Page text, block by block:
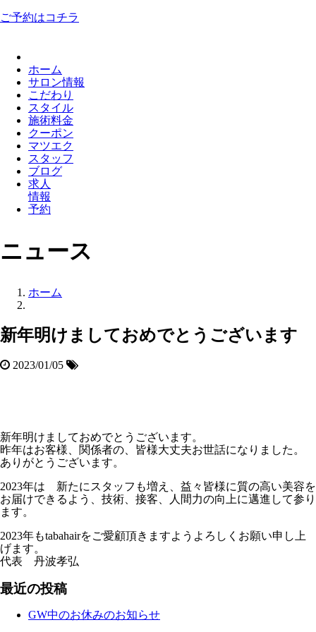
ご予約はコチラ
ホーム
サロン情報
こだわり
スタイル
施術料金
クーポン
マツエク
スタッフ
ブログ
求人
情報
予約
ニュース
ホーム
新年明けましておめでとうございます
2023/01/05
新年明けましておめでとうございます。
昨年はお客様、関係者の、皆様大丈夫お世話になりました。
ありがとうございます。
2023年は 新たにスタッフも増え、益々皆様に質の高い美容を
お届けできるよう、技術、接客、人間力の向上に邁進して参り
ます。
2023年もtabahairをご愛顧頂きますようよろしくお願い申し上
げます。
代表 丹波孝弘
最近の投稿
GW中のお休みのお知らせ